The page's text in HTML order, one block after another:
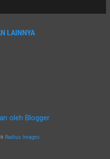
menawarkan gagasan,
Namun ada satu pertanyaan
besar ditawarkan kepada
terpilih, tidak jarang
LAINNYA
oleh Blogger
Radius Images